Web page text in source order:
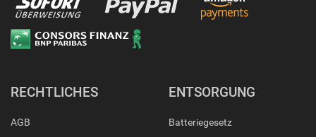
RECHTLICHES
AGB
ENTSORGUNG
Batteriegesetz